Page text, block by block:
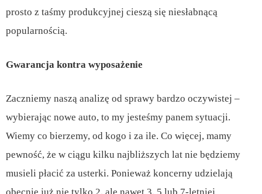
prosto z taśmy produkcyjnej cieszą się niesłabnącą
popularnością.
Gwarancja kontra wyposażenie
Zaczniemy naszą analizę od sprawy bardzo oczywistej –
wybierając nowe auto, to my jesteśmy panem sytuacji.
Wiemy co bierzemy, od kogo i za ile. Co więcej, mamy
pewność, że w ciągu kilku najbliższych lat nie będziemy
musieli płacić za usterki. Ponieważ koncerny udzielają